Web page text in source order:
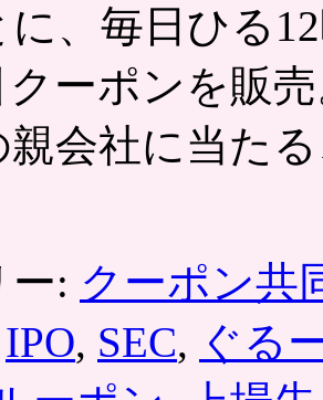
に、毎日ひる
ーポンを販
親会社に当た
ー: クーポン共
IPO, SEC, ぐる